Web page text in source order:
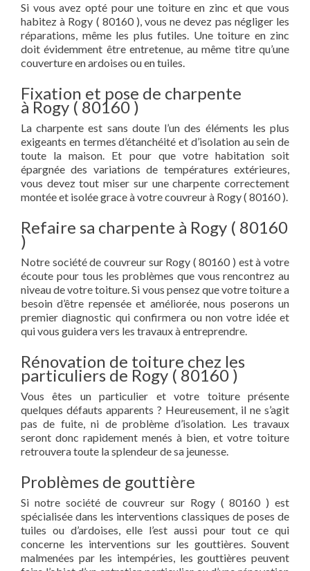
Si vous avez opté pour une toiture en zinc et que vous
habitez à Rogy ( 80160 ), vous ne devez pas négliger les
réparations, même les plus futiles. Une toiture en zinc
doit évidemment être entretenue, au même titre qu’une
couverture en ardoises ou en tuiles.
Fixation et pose de charpente
à Rogy ( 80160 )
La charpente est sans doute l’un des éléments les plus
exigeants en termes d’étanchéité et d’isolation au sein de
toute la maison. Et pour que votre habitation soit
épargnée des variations de températures extérieures,
vous devez tout miser sur une charpente correctement
montée et isolée grace à votre couvreur à Rogy ( 80160 ).
Refaire sa charpente à Rogy ( 80160
)
Notre société de couvreur sur Rogy ( 80160 ) est à votre
écoute pour tous les problèmes que vous rencontrez au
niveau de votre toiture. Si vous pensez que votre toiture a
besoin d’être repensée et améliorée, nous poserons un
premier diagnostic qui confirmera ou non votre idée et
qui vous guidera vers les travaux à entreprendre.
Rénovation de toiture chez les
particuliers de Rogy ( 80160 )
Vous êtes un particulier et votre toiture présente
quelques défauts apparents ? Heureusement, il ne s’agit
pas de fuite, ni de problème d’isolation. Les travaux
seront donc rapidement menés à bien, et votre toiture
retrouvera toute la splendeur de sa jeunesse.
Problèmes de gouttière
Si notre société de couvreur sur Rogy ( 80160 ) est
spécialisée dans les interventions classiques de poses de
tuiles ou d’ardoises, elle l’est aussi pour tout ce qui
concerne les interventions sur les gouttières. Souvent
malmenées par les intempéries, les gouttières peuvent